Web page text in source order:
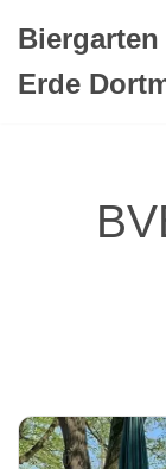
Inhalt
Erde